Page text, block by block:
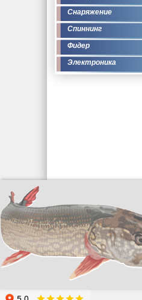
Снаряжение
Спиннинг
Фидер
Электроника